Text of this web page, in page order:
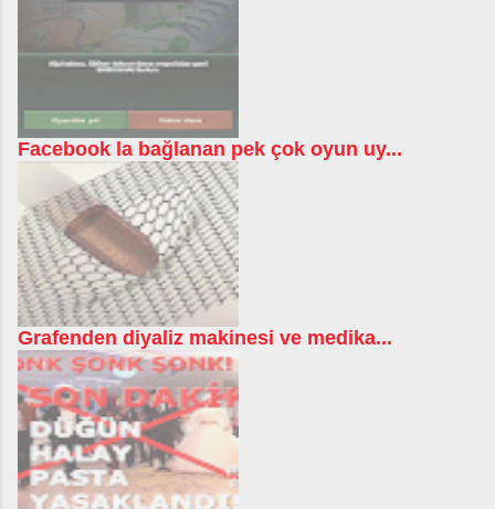
Facebook la bağlanan pek çok oyun uy...
Grafenden diyaliz makinesi ve medika...